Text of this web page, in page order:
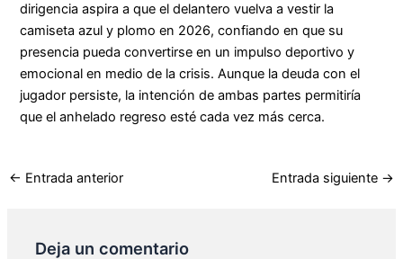
dirigencia aspira a que el delantero vuelva a vestir la
camiseta azul y plomo en 2026, confiando en que su
presencia pueda convertirse en un impulso deportivo y
emocional en medio de la crisis. Aunque la deuda con el
jugador persiste, la intención de ambas partes permitiría
que el anhelado regreso esté cada vez más cerca.
← Entrada anterior Entrada siguiente →
Deja un comentario